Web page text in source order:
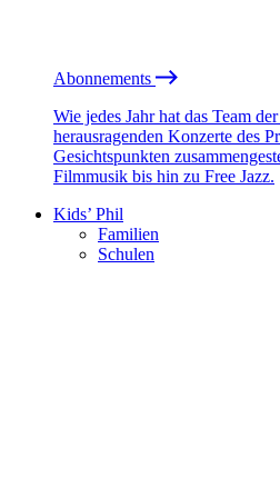
Abonnements
Wie jedes Jahr hat das Team
herausragenden Konzerte des
Gesichtspunkten
Filmmusik bis hin zu Free Jazz.
Kids’ Phil
Familien
Schulen